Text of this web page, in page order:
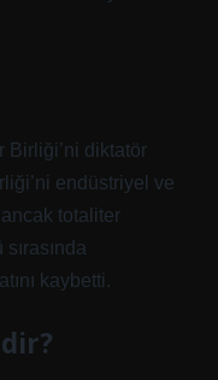
Birliği’ni diktatör
endüstriyel ve
totaliter
kaybetti.